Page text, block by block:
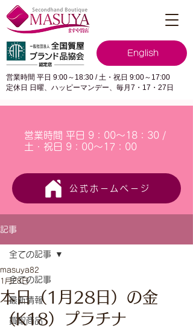
English
営業時間 平日 9:00～18:30 / 土・祝日 9:00～17:00
定休日 日曜、ハッピーマンデー、毎月7・17・27日
営業時間 平日 9：00～18：30 /
土・祝日 9：00～17：00
公式ホームページ
記事
全ての記事
最新情報
買取商品
全ての記事
本日（1月28日）の金
（K18）プラチナ
masuya82
1月28日